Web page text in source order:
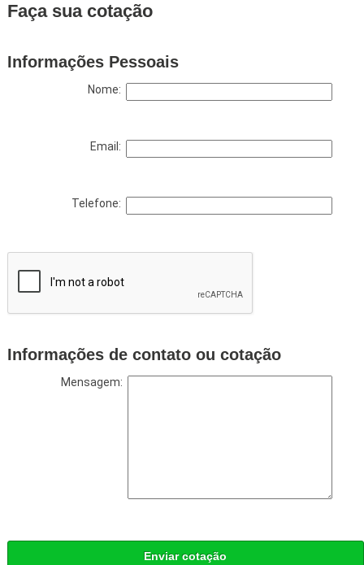
Faça sua cotação
Informações Pessoais
Nome:
Email:
Telefone:
Informações de contato ou cotação
Mensagem:
Enviar cotação